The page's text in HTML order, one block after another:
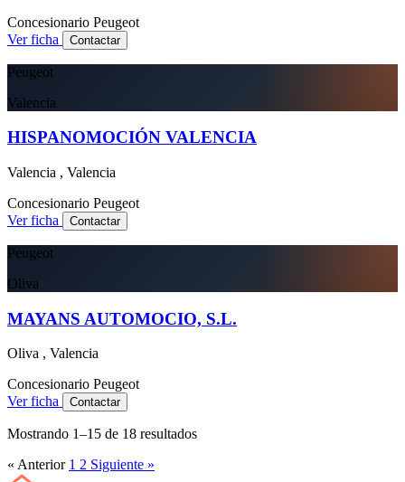
Concesionario Peugeot
Ver ficha
Contactar
Peugeot
Valencia
HISPANOMOCIÓN VALENCIA
Valencia , Valencia
Concesionario Peugeot
Ver ficha
Contactar
Peugeot
Oliva
MAYANS AUTOMOCIO, S.L.
Oliva , Valencia
Concesionario Peugeot
Ver ficha
Contactar
Mostrando 1–15 de 18 resultados
« Anterior 1 2 Siguiente »